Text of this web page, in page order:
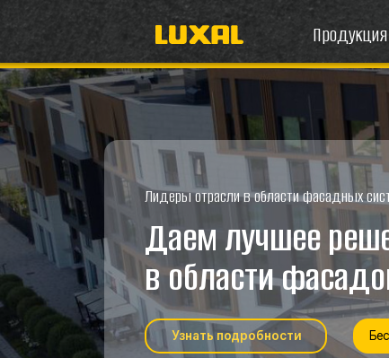
Продукция
Лидеры отрасли в области фасадных систем
Даем лучшее
в области фасадов и
Узнать подробности
*наш менеджер
в кратчайшие